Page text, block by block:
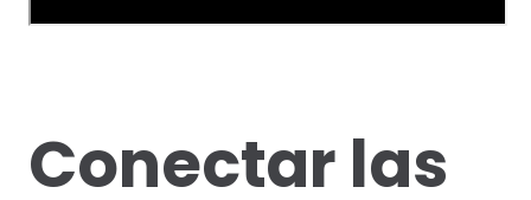
Conectar las